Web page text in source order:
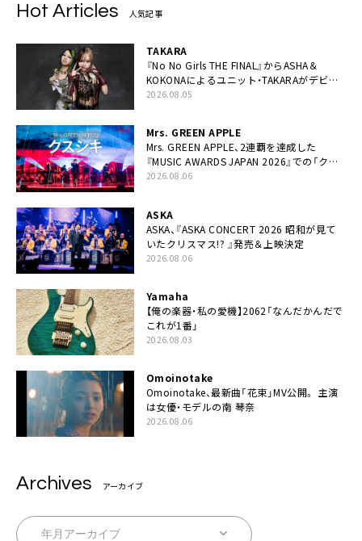
Hot Articles 人気記事
TAKARA
『No No Girls THE FINAL』からASHA＆
KOKONAによるユニット・TAKARAがデビュ
ー
2026.08.05
Mrs. GREEN APPLE
Mrs. GREEN APPLE、2連覇を達成した
『MUSIC AWARDS JAPAN 2026』での「クス
シキ」ライブパフォーマンスをYouTube公開
2026.08.06
ASKA
ASKA、『ASKA CONCERT 2026 昭和が見て
いたクリスマス!? 』発売＆上映決定
2026.08.06
Yamaha
【俺の楽器・私の愛機】2062「なんだかんだで
これが1番」
2026.08.03
Omoinotake
Omoinotake、最新曲「花束」MV公開。 主演
は女優・モデルの南 琴奈
2026.08.06
Archives アーカイブ